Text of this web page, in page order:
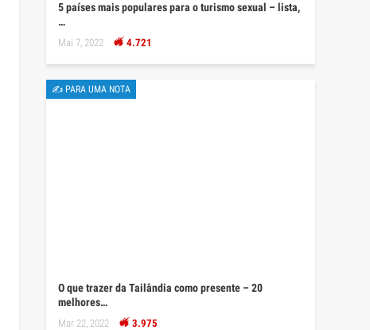
5 países mais populares para o turismo sexual – lista,
…
Mai 7, 2022 4.721
✍ PARA UMA NOTA
O que trazer da Tailândia como presente – 20
melhores…
Mar 22, 2022 3.975